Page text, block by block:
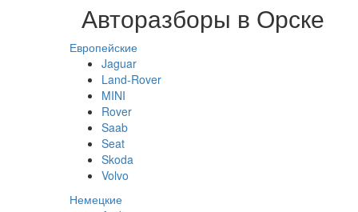
Авторазборы в Орске
Европейские
Jaguar
Land-Rover
MINI
Rover
Saab
Seat
Skoda
Volvo
Немецкие